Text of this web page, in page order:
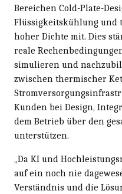
Bereichen Cold-Plate-
Flüssigkeitskühlung und
hoher Dichte mit. Dies
reale
simulieren und
zwischen thermischer
Kunden bei Design,
dem Betrieb über den
unterstützen.
„Da KI und
auf ein noch nie
Verständnis und die